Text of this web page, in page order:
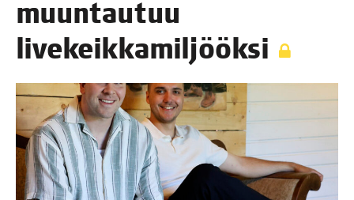
muun­tau­tuu
livekeikkamiljööksi